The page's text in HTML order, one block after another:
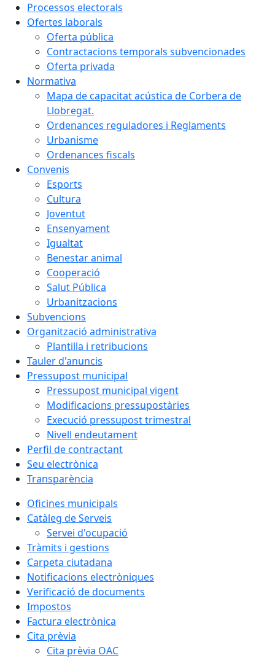
Processos electorals
Ofertes laborals
Oferta pública
Contractacions temporals subvencionades
Oferta privada
Normativa
Mapa de capacitat acústica de Corbera de
Llobregat.
Ordenances reguladores i Reglaments
Urbanisme
Ordenances fiscals
Convenis
Esports
Cultura
Joventut
Ensenyament
Igualtat
Benestar animal
Cooperació
Salut Pública
Urbanitzacions
Subvencions
Organització administrativa
Plantilla i retribucions
Tauler d'anuncis
Pressupost municipal
Pressupost municipal vigent
Modificacions pressupostàries
Execució pressupost trimestral
Nivell endeutament
Perfil de contractant
Seu electrònica
Transparència
Oficines municipals
Catàleg de Serveis
Servei d'ocupació
Tràmits i gestions
Carpeta ciutadana
Notificacions electròniques
Verificació de documents
Impostos
Factura electrònica
Cita prèvia
Cita prèvia OAC